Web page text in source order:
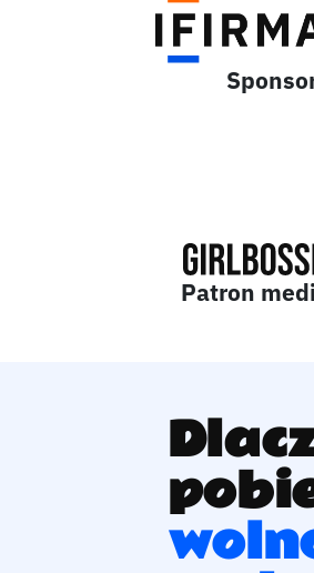
Patron